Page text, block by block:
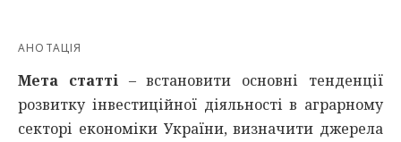
АНОТАЦІЯ
Мета статті– встановити основні тенденції
розвитку інвестиційної діяльності в аграрному
секторі економіки України, визначити джерела